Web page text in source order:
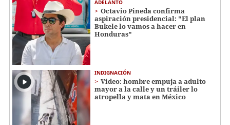
ADELANTO
Octavio Pineda confirma
aspiración presidencial: "El plan
Bukele lo vamos a hacer en
Honduras"
INDIGNACIÓN
Video: hombre empuja a adulto
mayor a la calle y un tráiler lo
atropella y mata en México